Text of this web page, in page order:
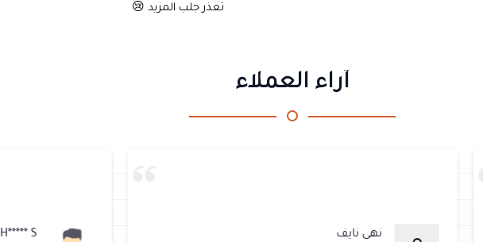
تعذر جلب المزيد 😢
آراء العملاء
نهى نايف H***** S****